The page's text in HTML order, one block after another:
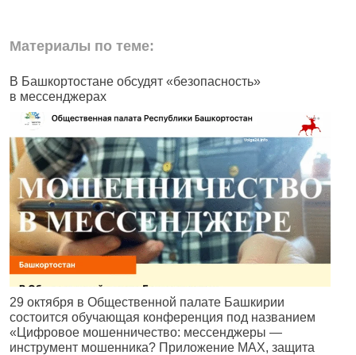
Материалы по теме:
В Башкортостане обсудят «безопасность»
в мессенджерах
29 октября в Общественной палате Башкирии
состоится обучающая конференция под названием
«Цифровое мошенничество: мессенджеры —
инструмент мошенника? Приложение MAX, защита